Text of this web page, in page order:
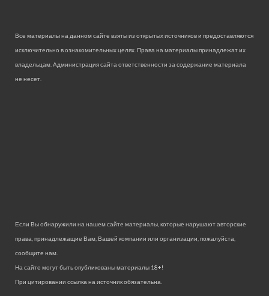
Все материалы на данном сайте взяты из открытых источников и предоставляются
исключительно в ознакомительных целях. Права на материалы принадлежат их
владельцам. Администрация сайта ответственности за содержание материала
не несет.
Если Вы обнаружили на нашем сайте материалы, которые нарушают авторские
права, принадлежащие Вам, Вашей компании или организации, пожалуйста,
сообщите нам.
На сайте могут быть опубликованы материалы 18+!
При цитировании ссылка на источник обязательна.